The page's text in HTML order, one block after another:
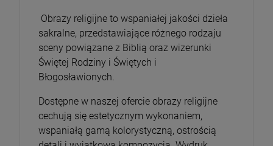
Obrazy religijne to wspaniałej jakości dzieła
sakralne, przedstawiające różnego rodzaju
sceny powiązane z Biblią oraz wizerunki
Świętej Rodziny i Świętych i
Błogosławionych.
Dostępne w naszej ofercie obrazy religijne
cechują się estetycznym wykonaniem,
wspaniałą gamą kolorystyczną, ostrością